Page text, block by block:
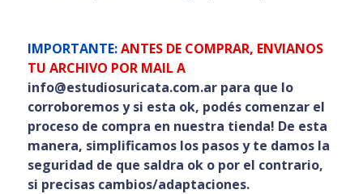
IMPORTANTE:ANTES DE COMPRAR, ENVIANOS
TU ARCHIVO POR MAIL A
info@estudiosuricata.com.ar para que lo
corroboremos y si esta ok, podés comenzar el
proceso de compra en nuestra tienda! De esta
manera, simplificamos los pasos y te damos la
seguridad de que saldra ok o por el contrario,
si precisas cambios/adaptaciones.